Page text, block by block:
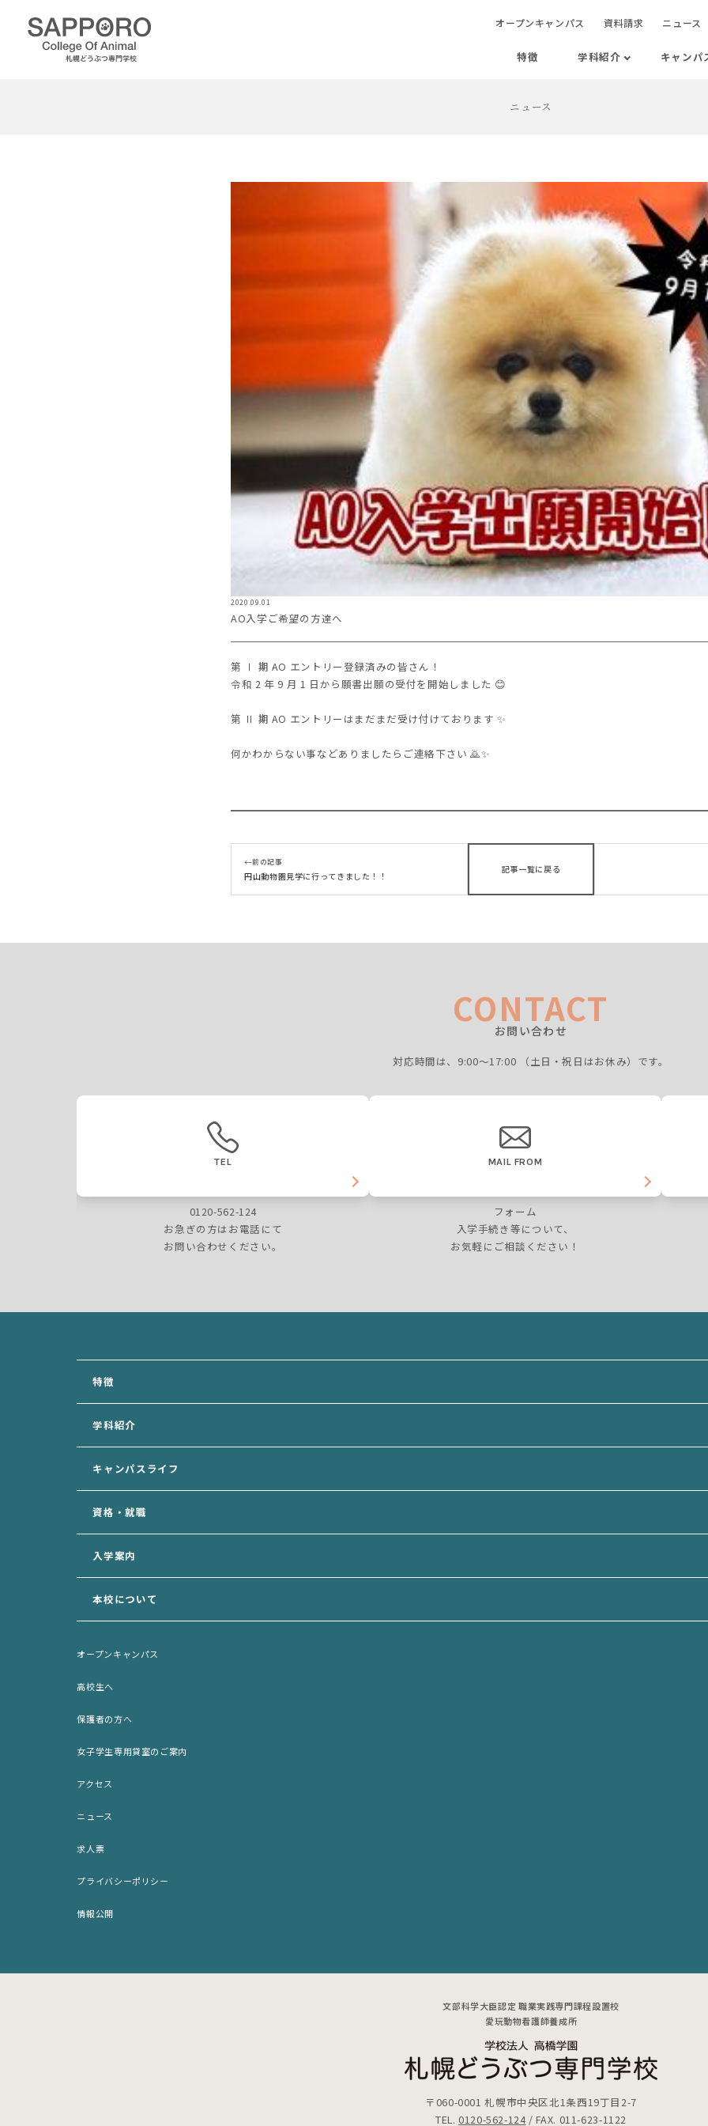
オープンキャンパス 資料請求 ニュース
特徴 学科紹介 キャンパ
ニュース
2020.09.01
AO入学ご希望の方達へ
第 Ⅰ 期 AO エントリー登録済みの皆さん！
令和 2 年 9 月 1 日から願書出願の受付を開始しました 😊
第 Ⅱ 期 AO エントリーはまだまだ受け付けております ✨
何かわからない事などありましたらご連絡下さい 🙇✨
←前の記事
円山動物園見学に行ってきました！！
記事一覧に戻る
CONTACT
お問い合わせ
対応時間は、9:00〜17:00 （土日・祝日はお休み）です。
TEL
0120-562-124
お急ぎの方はお電話にて
お問い合わせください。
MAIL FROM
フォーム
入学手続き等について、
お気軽にご相談ください！
特徴
学科紹介
犬の美容学科
愛玩動物看護学科
専攻科
キャンパスライフ
資格・就職
入学案内
入学案内トップ
資料請求フォーム
AO面談申込フォーム
AO選考エントリーシート (印刷用)
出願願書 (印刷用)
本校について
歴史・沿革
施設紹介
アクセス
オープンキャンパス
高校生へ
保護者の方へ
女子学生専用貸室のご案内
アクセス
ニュース
求人票
プライバシーポリシー
情報公開
文部科学大臣認定 職業実践専門課程設置校
愛玩動物看護師養成所
〒060-0001札幌市中央区北1条西19丁目2-7
TEL. 0120-562-124 / FAX. 011-623-1122